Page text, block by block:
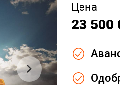
Цена
23 500